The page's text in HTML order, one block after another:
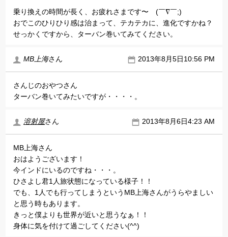
乗り換えの時間が長く、お疲れさまです〜ゞ(￣∇￣;)
おでこのひりひり感は治まって、テカテカに、進化ですかね？
せっかくですから、ターバン巻いてみてください。
MB上海さん 2013年8月5日10:56 PM
さんじのおやつさん
ターバン巻いてみたいですが・・・・。
溶射屋さん 2013年8月6日4:23 AM
MB上海さん
おはようございます！
今インドにいるのですね・・・。
ひさよし君1人旅状態になっている様子！！
でも、1人でも行ってしまうというMB上海さんがうらやましい
と思う時もあります。
きっと僕よりも世界が近いと思うなぁ！！
身体に気を付けて過ごしてください(^^)